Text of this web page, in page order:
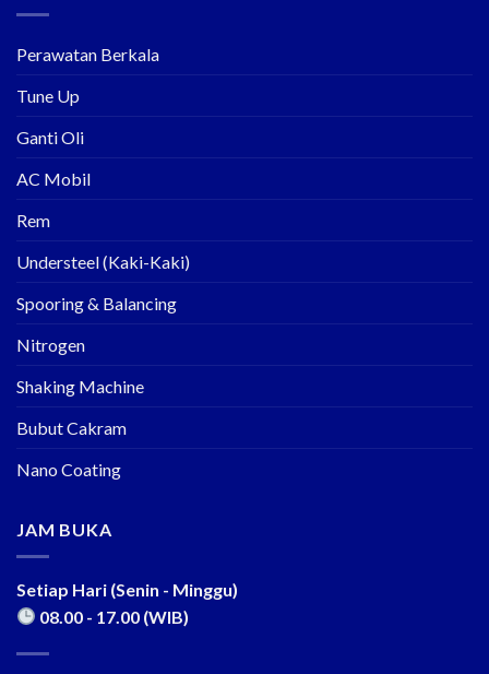
Perawatan Berkala
Tune Up
Ganti Oli
AC Mobil
Rem
Understeel (Kaki-Kaki)
Spooring & Balancing
Nitrogen
Shaking Machine
Bubut Cakram
Nano Coating
JAM BUKA
Setiap Hari (Senin - Minggu)
08.00 - 17.00 (WIB)